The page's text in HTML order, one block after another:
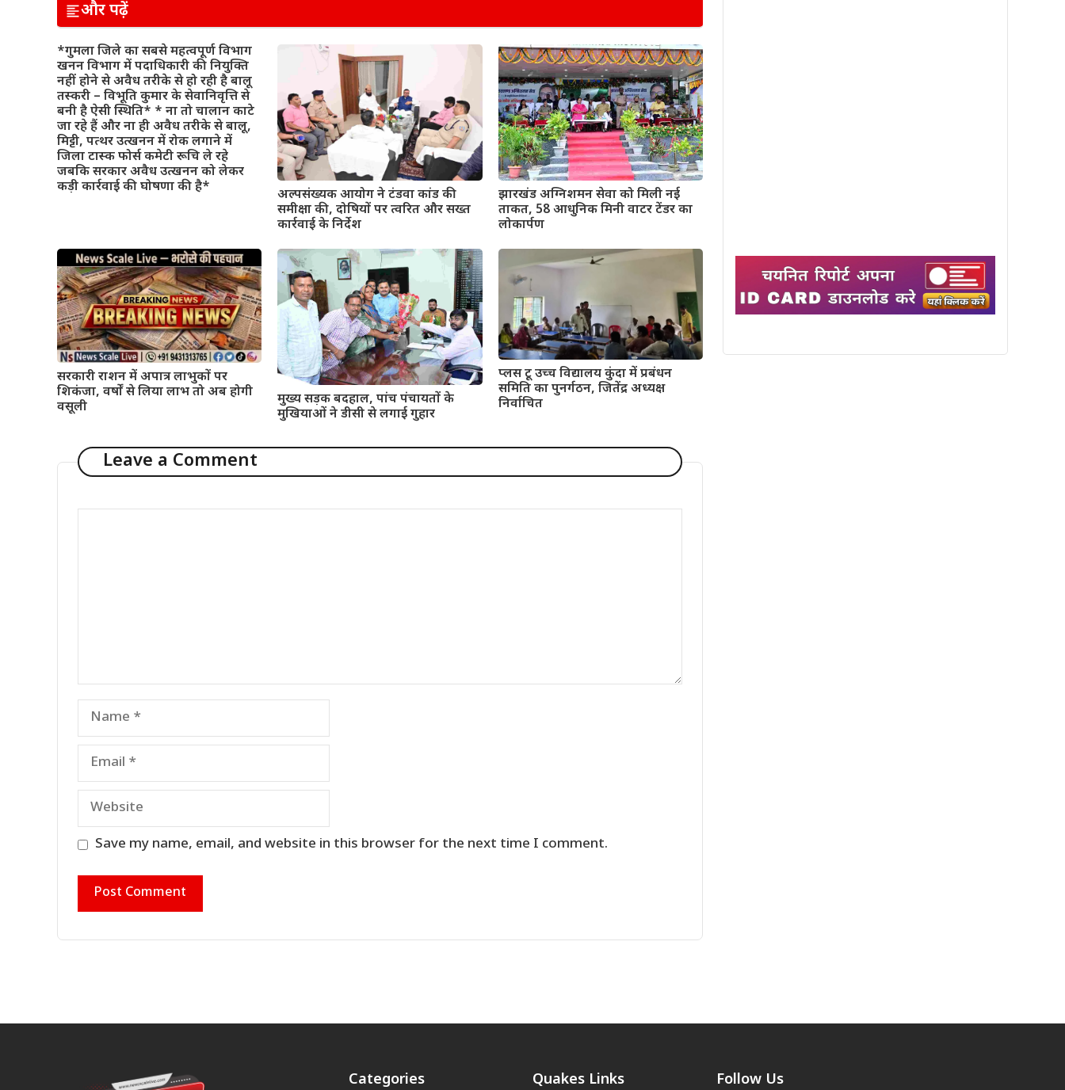
और पढ़ें
*गुमला जिले का सबसे महत्वपूर्ण विभाग
खनन विभाग में पदाधिकारी की नियुक्ति
नहीं होने से अवैध तरीके से हो रही है बालू
तस्करी – विभूति कुमार के सेवानिवृत्ति से
बनी है ऐसी स्थिति* * ना तो चालान काटे
जा रहे हैं और ना ही अवैध तरीके से बालू,
मिट्टी, पत्थर उत्खनन में रोक लगाने में
जिला टास्क फोर्स कमेटी रूचि ले रहे
जबकि सरकार अवैध उत्खनन को लेकर
कड़ी कार्रवाई की घोषणा की है*
अल्पसंख्यक आयोग ने टंडवा कांड की
समीक्षा की, दोषियों पर त्वरित और सख्त
कार्रवाई के निर्देश
झारखंड अग्निशमन सेवा को मिली नई
ताकत, 58 आधुनिक मिनी वाटर टेंडर का
लोकार्पण
सरकारी राशन में अपात्र लाभुकों पर
शिकंजा, वर्षों से लिया लाभ तो अब होगी
वसूली
मुख्य सड़क बदहाल, पांच पंचायतों के
मुखियाओं ने डीसी से लगाई गुहार
प्लस टू उच्च विद्यालय कुंदा में प्रबंधन
समिति का पुनर्गठन, जितेंद्र अध्यक्ष
निर्वाचित
Leave a Comment
Name
Email
Website
Save my name, email, and website in this browser for the next time I comment.
Categories Quakes Links Follow Us